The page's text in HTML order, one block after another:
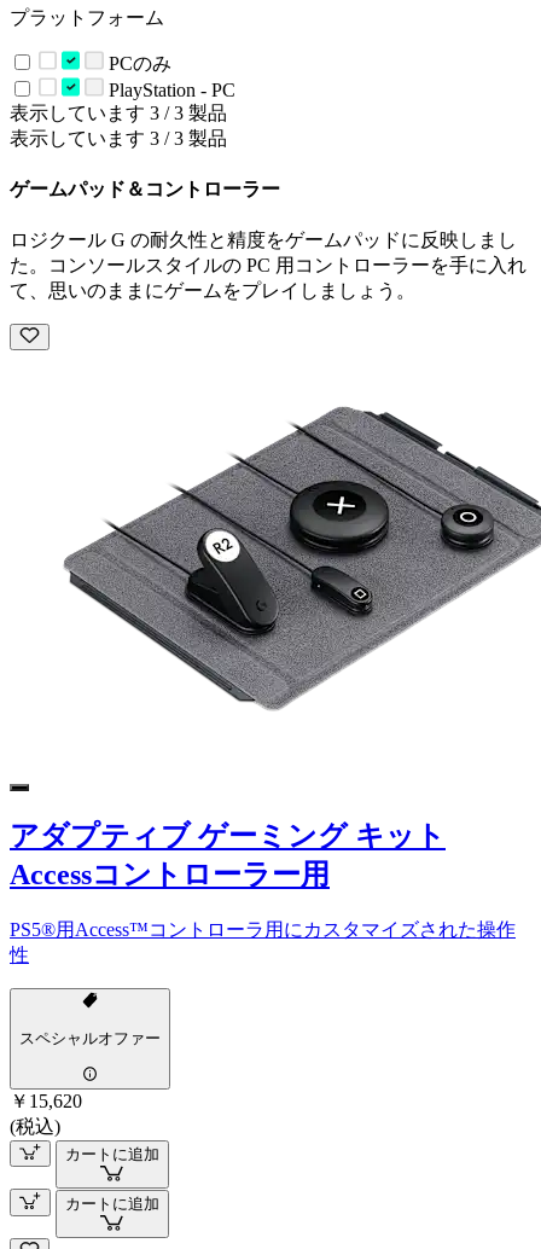
プラットフォーム
PCのみ
PlayStation - PC
表示しています 3 / 3 製品
表示しています 3 / 3 製品
ゲームパッド＆コントローラー
ロジクール G の耐久性と精度をゲームパッドに反映しまし
た。コンソールスタイルの PC 用コントローラーを手に入れ
て、思いのままにゲームをプレイしましょう。
アダプティブ ゲーミング キット
Accessコントローラー用
PS5®用Access™コントローラ用にカスタマイズされた操作
性
スペシャルオファー
￥15,620
(税込)
カートに追加
カートに追加